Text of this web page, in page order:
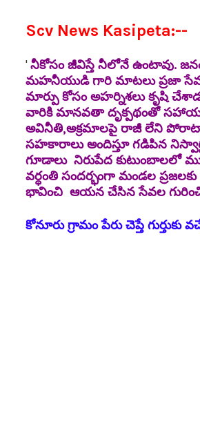
Scv News Kasipeta:--
'నీకోసం జీవిస్తే నీలోనే ఉంటావు.
మహనీయుడి గారి మాటలు ప్రజా
మార్పు కోసం అహర్నిశలు కృషి
వారికి మానవతా దృక్పథంతో సహాయం
అవినీతి,అక్రమాలపై రాజీ లేని
సహకారాలు అందిస్తూ గడిపిన
గూడాలు నిరుపేద కుటుంబాలలో
వర్ధంతి సందర్భంగా మండల
భావించి ఆయన చేసిన సేవల గురించి
కోనూరు గ్రామం పేరు చెప్తే